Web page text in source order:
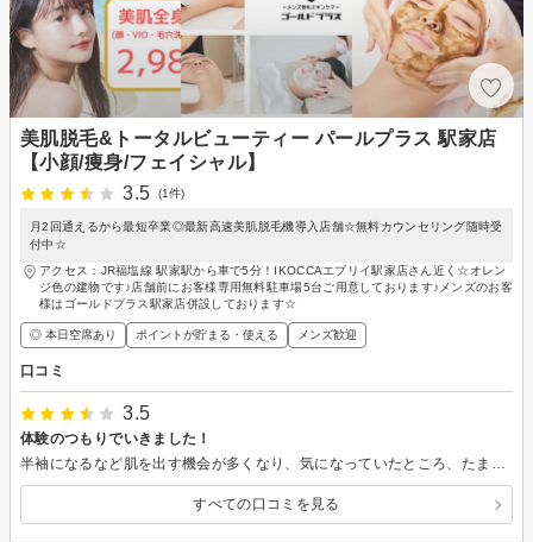
美肌脱毛&トータルビューティー パールプラス 駅家店
【小顔/痩身/フェイシャル】
3.5
(1件)
月2回通えるから最短卒業◎最新高速美肌脱毛機導入店舗☆無料カウンセリング随時受
付中☆
アクセス：JR福塩線 駅家駅から車で5分！IKOCCAエブリイ駅家店さん近く☆オレン
ジ色の建物です♪店舗前にお客様専用無料駐車場5台ご用意しております♪メンズのお客
様はゴールドプラス駅家店併設しております☆
◎ 本日空席あり ポイントが貯まる・使える メンズ歓迎
口コミ
3.5
体験のつもりでいきました！
半袖になるなど肌を出す機会が多くなり、気になっていたところ、たまたまこちらで見つけて初回体験で伺いました。接客も施術も申し分ないのですが、初めのカウンセリングでいろいろな料金コースがあることを話して頂きました。いいのはとてもよくわかるのですが、施術後50万近くのローンを組んで…と言った話をお断りすると、(都度払いの方が気楽でいいからです)次々とプランを提案され、当日契約なら…と話がありました。この話に終わりはあるのか？と不安を感じました。感じ方は人それぞれだと思うのですが、私は体験してみてよければ…と考えていて、担当してくださった方もとても綺麗で感じが良かっただけに、残念でした。
すべての口コミを見る